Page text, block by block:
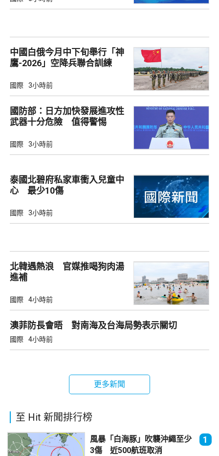
中國白俄今月中下旬舉行「神
鷹-2026」空降兵聯合訓練
國際 3小時前
國防部：日方加快發展進攻性
武器十分危險 值得警惕
國際 3小時前
泰國北碧府私家車衝入兒童中
心 最少10傷
國際 3小時前
北韓遇熱浪 官媒推喝狗肉湯
進補
國際 4小時前
澳菲防長會晤 對南海及台海局勢表示關切
國際 4小時前
更多新聞
至 Hit 新聞排行榜
風暴「白海豚」吹襲沖繩至少
3傷 近500航班取消
1